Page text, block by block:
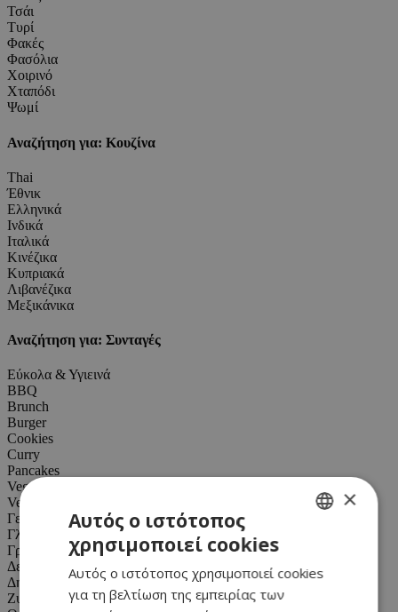
Τσάι
Τυρί
Φακές
Φασόλια
Χοιρινό
Χταπόδι
Ψωμί
Αναζήτηση για: Κουζίνα
Thai
Έθνικ
Ελληνικά
Ινδικά
Ιταλικά
Κινέζικα
Κυπριακά
Λιβανέζικα
Μεξικάνικα
Αναζήτηση για: Συνταγές
Εύκολα & Υγιεινά
BBQ
Brunch
Burger
Cookies
Curry
Pancakes
Vegan
Vegetarian
Γεύμα
Γλυκό
Γρήγορο
Δείπνο
Δημητριακά
Ζυμαρικά
ENGLISH
×
Αυτός ο ιστότοπος
χρησιμοποιεί cookies
Αυτός ο ιστότοπος χρησιμοποιεί cookies
για τη βελτίωση της εμπειρίας των